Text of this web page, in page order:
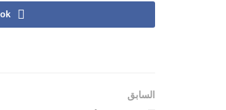
السابق